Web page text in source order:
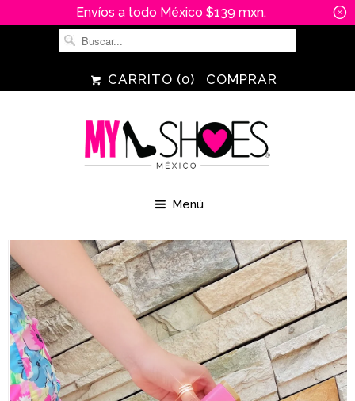
Envíos a todo México $139 mxn. ␡
CARRITO (0) COMPRAR
Menú